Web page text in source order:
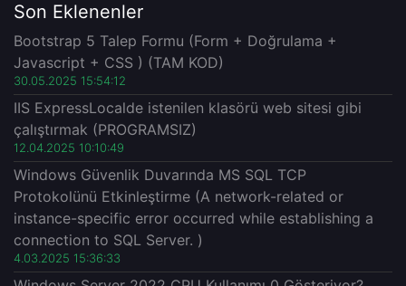
Son Eklenenler
Bootstrap 5 Talep Formu (Form + Doğrulama +
Javascript + CSS ) (TAM KOD)
30.05.2025 15:54:12
IIS ExpressLocalde istenilen klasörü web sitesi gibi
çalıştırmak (PROGRAMSIZ)
12.04.2025 10:10:49
Windows Güvenlik Duvarında MS SQL TCP
Protokolünü Etkinleştirme (A network-related or
instance-specific error occurred while establishing a
connection to SQL Server. )
4.03.2025 15:36:33